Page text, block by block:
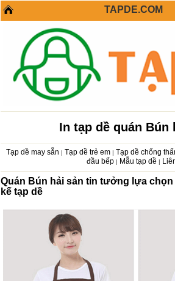
TAPDE.COM
In tạp dề quán Bún
Tạp dề may sẵn | Tạp dề trẻ em | Tạp dề chống
đầu bếp| Mẫu tạp dề |
Quán Bún hải sản tin tưởng lựa
kế tạp dề